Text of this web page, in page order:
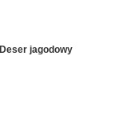
Deser jagodowy